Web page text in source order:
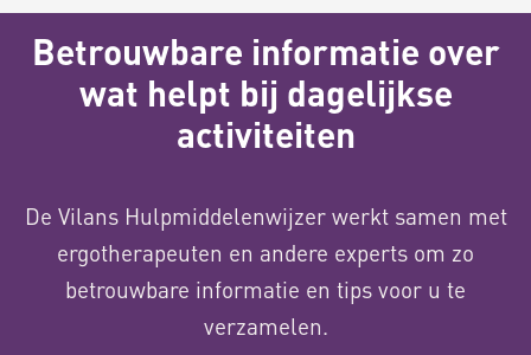
Betrouwbare informatie over
wat helpt bij dagelijkse
activiteiten
De Vilans Hulpmiddelenwijzer werkt samen met
ergotherapeuten en andere experts om zo
betrouwbare informatie en tips voor u te
verzamelen.